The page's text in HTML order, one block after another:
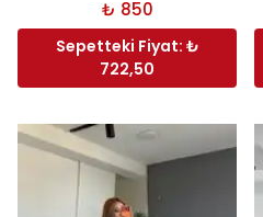
₺ 850
Sepetteki Fiyat: ₺
722,50